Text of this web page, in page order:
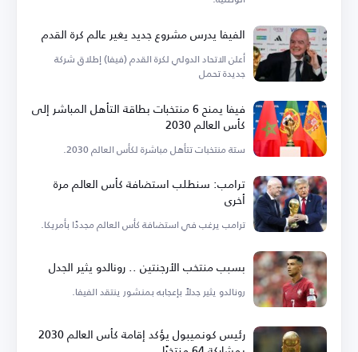
الفيفا يدرس مشروع جديد يغير عالم كرة القدم
أعلن الاتحاد الدولي لكرة القدم (فيفا) إطلاق شركة
جديدة تحمل
فيفا يمنح 6 منتخبات بطاقة التأهل المباشر إلى
كأس العالم 2030
ستة منتخبات تتأهل مباشرة لكأس العالم 2030.
ترامب: سنطلب استضافة كأس العالم مرة
أخرى
ترامب يرغب في استضافة كأس العالم مجددًا بأمريكا.
بسبب منتخب الأرجنتين .. رونالدو يثير الجدل
رونالدو يثير جدلاً بإعجابه بمنشور ينتقد الفيفا.
رئيس كونميبول يؤكد إقامة كأس العالم 2030